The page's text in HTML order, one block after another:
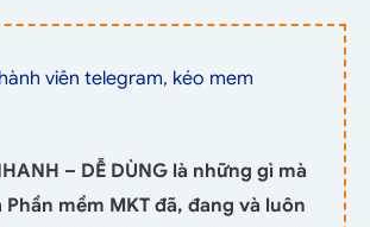
viên telegram, kéo mem
– DỄ DÙNG là những gì mà
mềm MKT đã, đang và luôn